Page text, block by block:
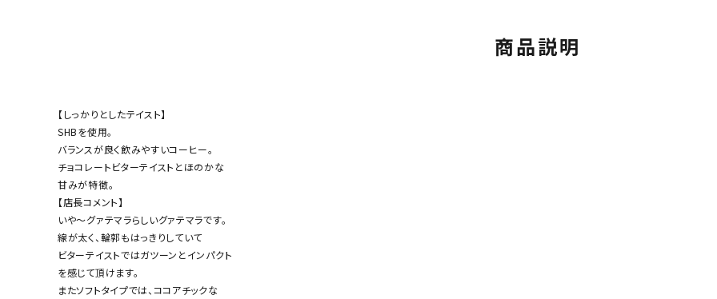
商品説明
【しっかりとしたテイスト】
SHBを使用。
バランスが良く飲みやすいコーヒー。
チョコレートビターテイストとほのかな
甘みが特徴。
【店長コメント】
いや～グァテマラらしいグァテマラです。
線が太く、輪郭もはっきりしていて
ビターテイストではガツーンとインパクト
を感じて頂けます。
またソフトタイプでは、ココアチックな